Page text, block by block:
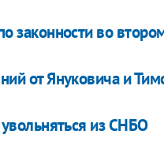
законности во
от Януковича и
из СНБО